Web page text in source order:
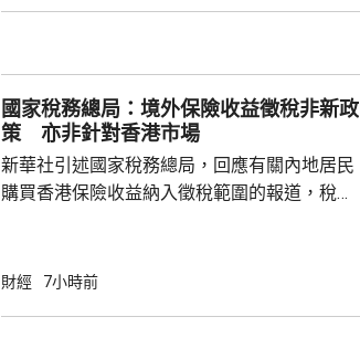
國家稅務總局：境外保險收益徵稅非新政
策 亦非針對香港市場
新華社引述國家稅務總局，回應有關內地居民
購買香港保險收益納入徵稅範圍的報道，稅務
行納稅義務，境外保險收益也屬於應納稅所得
財經 7小時前